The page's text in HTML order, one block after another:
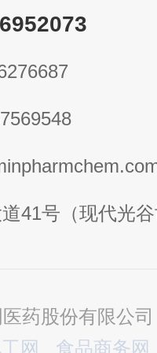
41号（现代光谷
药股份有限公司
网 食品商务网